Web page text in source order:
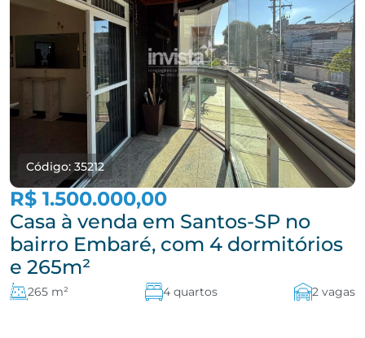
Código: 35212
R$ 1.500.000,00
Casa à venda em Santos-SP no
bairro Embaré, com 4 dormitórios
e 265m²
265 m² 4 quartos 2 vagas